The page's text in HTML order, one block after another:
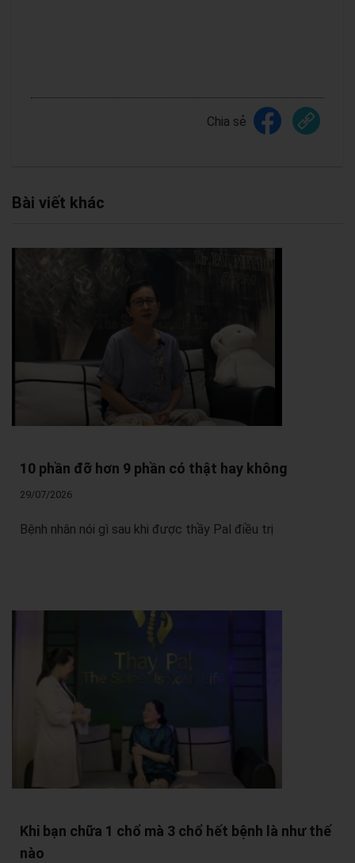
Chia sẻ
Bài viết khác
10 phần đỡ hơn 9 phần có thật hay không
29/07/2026
Bệnh nhân nói gì sau khi được thầy Pal điều trị
Khi bạn chữa 1 chổ mà 3 chổ hết bệnh là như thế
nào